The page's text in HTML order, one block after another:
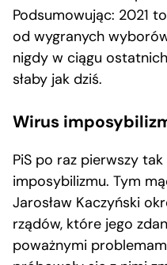
Podsumowując: 2021
od wygranych
nigdy w ciągu
słaby jak dziś.
Wirus
PiS po raz pierwszy
imposybilizmu. Tym
Jarosław Kaczyński
rządów, które jego
poważnymi